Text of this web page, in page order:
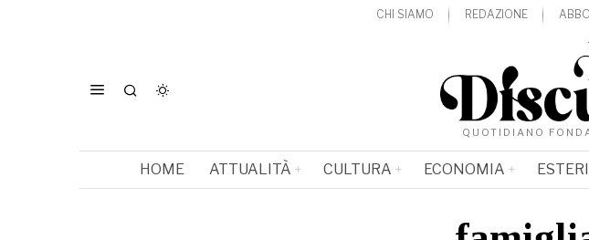
CHI SIAMO REDAZIONE
QUOTIDIANO
HOME ATTUALITÀ CULTURA ECONOMIA ESTERI